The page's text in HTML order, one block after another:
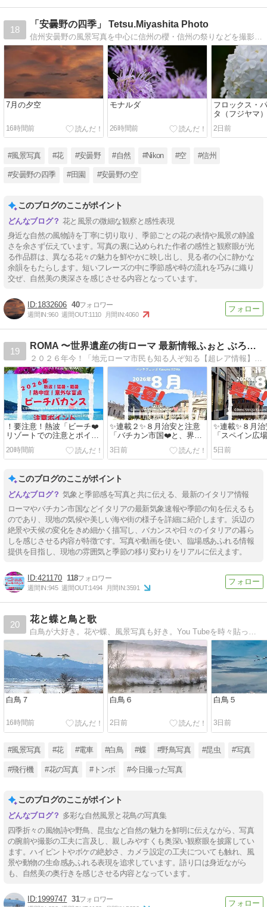
18
「安曇野の四季」 Tetsu.Miyashita Photo
信州安曇野の風景写真を中心に信州の櫻・信州の祭りなどを撮影しているフォトグラファーです。四季を通じて安曇野の空気感をお届けできればと思っています。祭りの…
7月の夕空
16時間前
モナルダ
26時間前
フロックス・
タ（フジヤマ）
2日前
#風景写真 #花 #安曇野 #自然 #Nikon #空 #信州
#安曇野の四季 #田園 #安曇野の空
このブログのここがポイント
花と風景の微細な観察と感性表現
身近な自然の風物詩を丁寧に切り取り、季節ごとの花の表情や風景の静謐
さを余さず伝えています。写真の裏に込められた作者の感性と観察眼が光
る作品群は、異なる花々の魅力を鮮やかに映し出し、見る者の心に静かな
余韻をもたらします。短いフレーズの中に季節感や時の流れを巧みに織り
交ぜ、自然美の奥深さを感じさせる内容となっています。
1832606 40
週間IN:960 週間OUT:1110 月間IN:4060
19
ROMA 〜世界遺産の街ローマ 最新情報ふぉと ぶろぐ〜
２０２６年今！「地元ローマ市民も知る人ぞ知る【超レア情報】治安/安全情報とお天気♪」独自視点のイタリア現地最新情報♪@地元ローマ市・バチカン市国@地元ローマ市在住 ローマ大好きＫａｓｕｍｉ♪
！要注意！熱波「ビーチ❤️
リゾートでの注意とポイン
ト♪✨❤️✨日本から行く夏休
みのイタリア♪@猛暑日・
チカン市国 現地イタリア最
新情報♪
20時間前
✨連載２✨８月治安と注意
「バチカン市国❤️と、界隈
♪２０２６年バカンスシー
ズン！注意治安安全情報
散策@地元ローマ市発！ 現
地イタリア最新情報♪
3日前
✨連載✨８月
「スペイン広
と、界隈♪２
ンスシーズン
発！ 現地イタ
♪
5日前
このブログのここがポイント
気象と季節感を写真と共に伝える、最新のイタリア情報
ローマやバチカン市国などイタリアの最新気象速報や季節の旬を伝えるも
のであり、現地の気候や美しい海や街の様子を詳細に紹介します。浜辺の
絶景や天候の変化をきめ細かく描写し、バカンスや日々のイタリアの暮ら
しを感じさせる内容が特徴です。写真や動画を使い、臨場感あふれる情報
提供を目指し、現地の雰囲気と季節の移り変わりをリアルに伝えます。
421170 118
週間IN:945 週間OUT:1494 月間IN:3591
20
花と蝶と鳥と歌
白鳥７
16時間前
白鳥６
2日前
白鳥５
3日前
#風景写真 #花 #電車 #白鳥 #蝶 #野鳥写真 #昆虫 #写真
#飛行機 #花の写真 #トンボ #今日撮った写真
このブログのここがポイント
多彩な自然風景と花鳥の写真集
四季折々の風物詩や野鳥、昆虫など自然の魅力を鮮明に伝えながら、写真
の腕前や撮影の工夫に言及し、親しみやすくも奥深い観察眼を披露してい
ます。ハイピントやボケの絶妙さ、カメラ設定の工夫についても触れ、風
景や動物の生命感あふれる表現を追求しています。語り口は身近ながら
も、自然美の奥行きを感じさせる内容となっています。
1999747 31